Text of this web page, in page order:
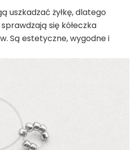
uszkadzać żyłkę, dlatego
się kółeczka
Są estetyczne, wygodne i